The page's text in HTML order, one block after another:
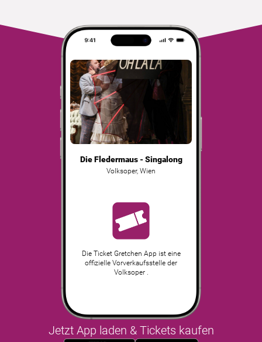
Die Fledermaus - Singalong
Volksoper, Wien
Die Ticket Gretchen App ist eine
offizielle Vorverkaufsstelle der
Volksoper .
Jetzt App laden & Tickets kaufen